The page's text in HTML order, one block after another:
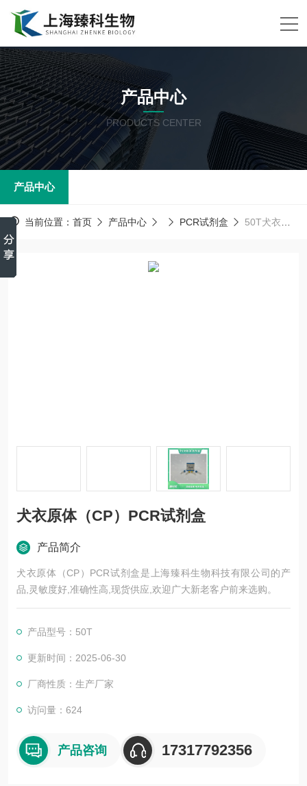
产品中心
PRODUCTS CENTER
产品中心
当前位置： 首页 产品中心 PCR试剂盒 50T犬衣原体（CP）PCR试剂盒
犬衣原体（CP）PCR试剂盒
产品简介
犬衣原体（CP）PCR试剂盒是上海臻科生物科技有限公司的产
品,灵敏度好,准确性高,现货供应,欢迎广大新老客户前来选购。
产品型号：50T
更新时间：2025-06-30
厂商性质：生产厂家
访问量：624
产品咨询 17317792356